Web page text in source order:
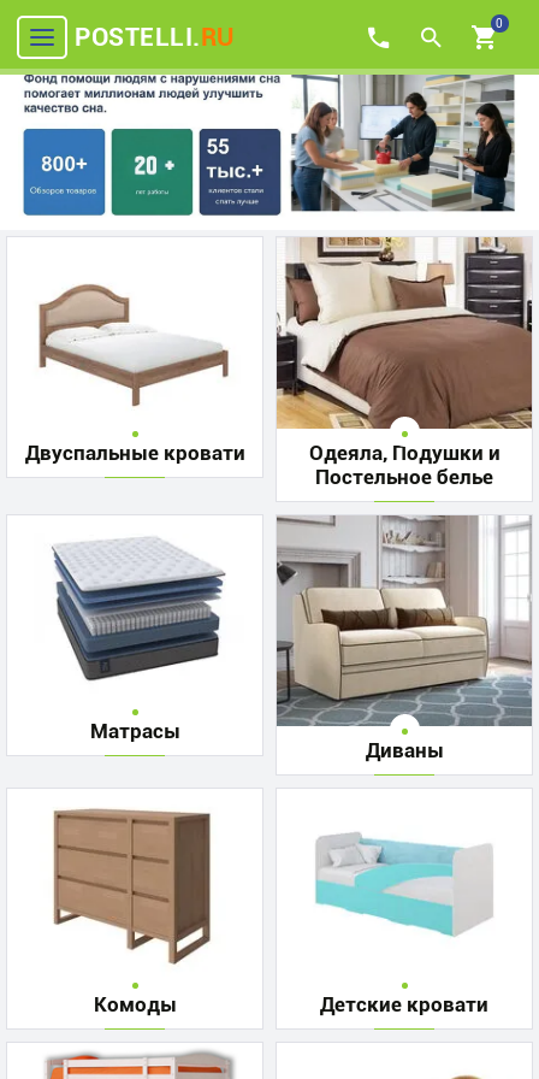
POSTELLI.RU 0
Двуспальные кровати
Одеяла, Подушки и
Постельное белье
Матрасы
Диваны
Комоды Детские кровати